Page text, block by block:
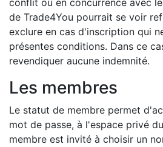
conflit ou en concurrence avec
de Trade4You pourrait se voir
exclure en cas d'inscription qui
présentes conditions. Dans ce
revendiquer aucune indemnité.
Les membres
Le statut de membre permet
mot de passe, à l'espace privé
membre est invité à choisir un